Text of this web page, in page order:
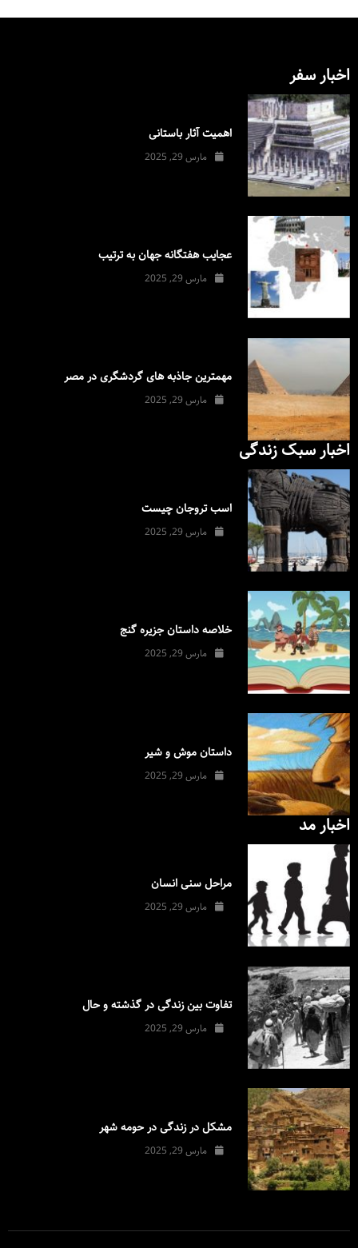
اخبار سفر
اهمیت آثار باستانی
مارس 29, 2025
عجایب هفتگانه جهان به ترتیب
مارس 29, 2025
مهمترین جاذبه های گردشگری در مصر
مارس 29, 2025
اخبار سبک زندگی
اسب تروجان چیست
مارس 29, 2025
خلاصه داستان جزیره گنج
مارس 29, 2025
داستان موش و شیر
مارس 29, 2025
اخبار مد
مراحل سنی انسان
مارس 29, 2025
تفاوت بین زندگی در گذشته و حال
مارس 29, 2025
مشکل در زندگی در حومه شهر
مارس 29, 2025